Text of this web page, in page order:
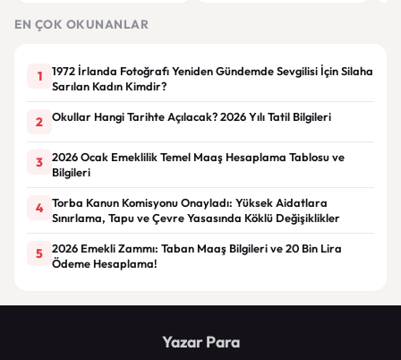
EN ÇOK OKUNANLAR
1
1972 İrlanda Fotoğrafı Yeniden Gündemde Sevgilisi İçin Silaha
Sarılan Kadın Kimdir?
2 Okullar Hangi Tarihte Açılacak? 2026 Yılı Tatil Bilgileri
3
2026 Ocak Emeklilik Temel Maaş Hesaplama Tablosu ve
Bilgileri
4
Torba Kanun Komisyonu Onayladı: Yüksek Aidatlara
Sınırlama, Tapu ve Çevre Yasasında Köklü Değişiklikler
5
2026 Emekli Zammı: Taban Maaş Bilgileri ve 20 Bin Lira
Ödeme Hesaplama!
Yazar Para